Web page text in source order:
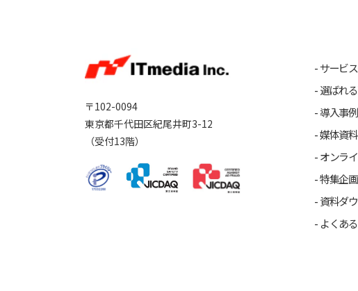
〒102-0094
東京都千代田区紀尾井町3-12
（受付13階）
サービ
選ばれ
導入事例
媒体資
オンラ
特集企
資料ダ
よくあ